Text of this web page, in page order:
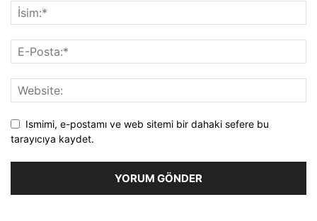
Ismimi, e-postamı ve web sitemi bir dahaki sefere bu
tarayıcıya kaydet.